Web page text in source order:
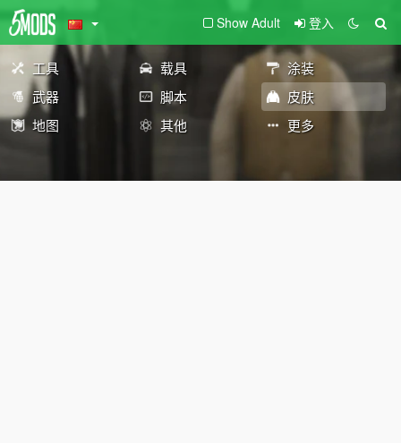
Show Adult 登入
工具 载具
涂装
武器
脚本
皮肤
地图
其他 更多